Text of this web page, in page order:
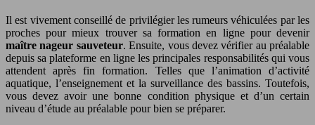
Il est vivement conseillé de privilégier les rumeurs véhiculées par les
proches pour mieux trouver sa formation en ligne pour devenir
maître nageur sauveteur. Ensuite, vous devez vérifier au préalable
depuis sa plateforme en ligne les principales responsabilités qui vous
attendent après fin formation. Telles que l’animation d’activité
aquatique, l’enseignement et la surveillance des bassins. Toutefois,
vous devez avoir une bonne condition physique et d’un certain
niveau d’étude au préalable pour bien se préparer.